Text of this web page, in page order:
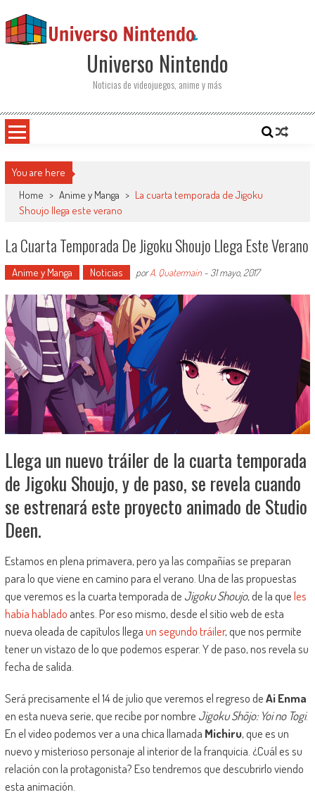
Universo Nintendo
Noticias de videojuegos, anime y más
You are here
Home > Anime y Manga > La cuarta temporada de Jigoku
Shoujo llega este verano
La Cuarta Temporada De Jigoku Shoujo Llega Este Verano
Anime y Manga Noticias porA. Quatermain- 31 mayo, 2017
Llega un nuevo tráiler de la cuarta temporada
de Jigoku Shoujo, y de paso, se revela cuando
se estrenará este proyecto animado de Studio
Deen.
Estamos en plena primavera, pero ya las compañías se preparan
para lo que viene en camino para el verano. Una de las propuestas
que veremos es la cuarta temporada de Jigoku Shoujo, de la queles
había hablado antes. Por eso mismo, desde el sitio web de esta
nueva oleada de capítulos llegaun segundo tráiler, que nos permite
tener un vistazo de lo que podemos esperar. Y de paso, nos revela su
fecha de salida.
Será precisamente el 14 de julio que veremos el regreso deAi Enma
en esta nueva serie, que recibe por nombre Jigoku Shōjo: Yoi no Togi.
En el video podemos ver a una chica llamada Michiru, que es un
nuevo y misterioso personaje al interior de la franquicia. ¿Cuál es su
relación con la protagonista? Eso tendremos que descubrirlo viendo
esta animación.